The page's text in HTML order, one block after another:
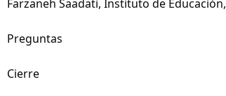
Farzaneh Saadati, Instituto de Educación,
Preguntas
Cierre